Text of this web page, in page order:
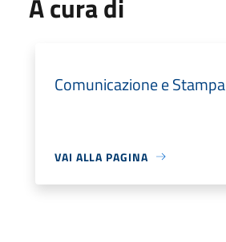
A cura di
Comunicazione e Stampa
VAI ALLA PAGINA